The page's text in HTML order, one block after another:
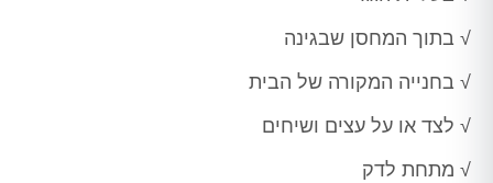
√ בתוך המחסן שבגינה
√ בחנייה המקורה של הבית
√ לצד או על עצים ושיחים
√ מתחת לדק